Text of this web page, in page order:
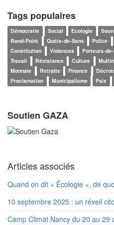
Tags populaires
Démocratie Social Ecologie
Rond-Point
Quête-de-Sens Police
Constitution
Violences Porteurs-
Travail
Résistance Culture
Monnaie
Retraite Finance
Proclamation
Municipalisme Paix
Soutien GAZA
Articles associés
Quand on dit « Écologie », de
10 septembre 2025 : un réveil
Camp Climat Nancy du 20 au 29